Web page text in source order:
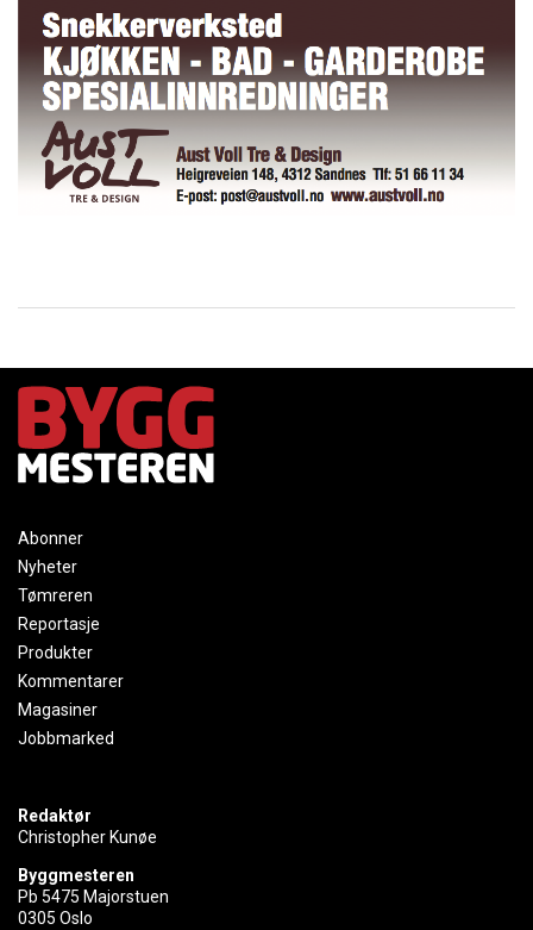
Abonner
Nyheter
Tømreren
Reportasje
Produkter
Kommentarer
Magasiner
Jobbmarked
Redaktør
Christopher Kunøe
Byggmesteren
Pb 5475 Majorstuen
0305 Oslo